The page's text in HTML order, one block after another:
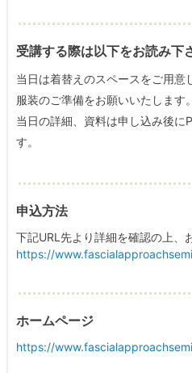
受講する際は以下をお読み下
当日は着替えのスペースをご用意
服装のご準備をお願いいたします。
当日の詳細、資料は申し込み後に
す。
申込方法
下記URL先より詳細を確認の上、
https://
ホームページ
https://